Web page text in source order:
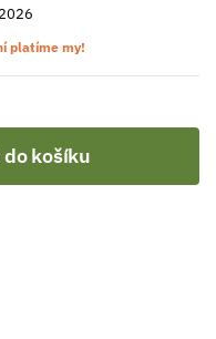
platíme my!
košíku